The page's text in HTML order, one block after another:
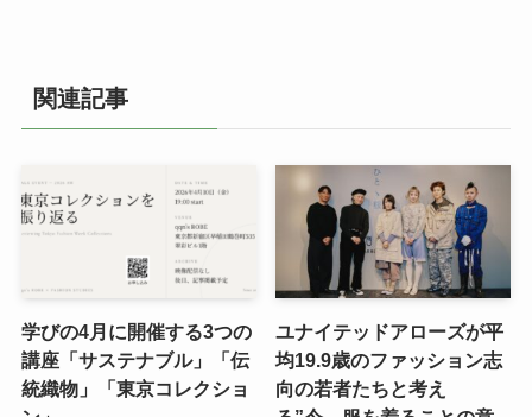
関連記事
学びの4月に開催する3つの
講座「サステナブル」「伝
統織物」「東京コレクショ
ユナイテッドアローズが平
均19.9歳のファッション志
向の若者たちと考え